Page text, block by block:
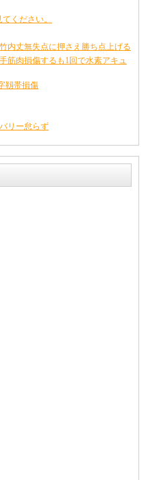
ください。
内丈無失点に押さえ勝ち点上げる
筋肉損傷するも1回で水素アキュ
靱帯損傷
リー怠らず